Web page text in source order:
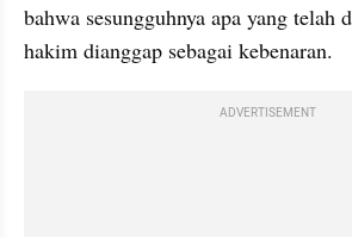
bahwa sesungguhnya apa yang telah
hakim dianggap sebagai kebenaran.
ADVERTISEMENT